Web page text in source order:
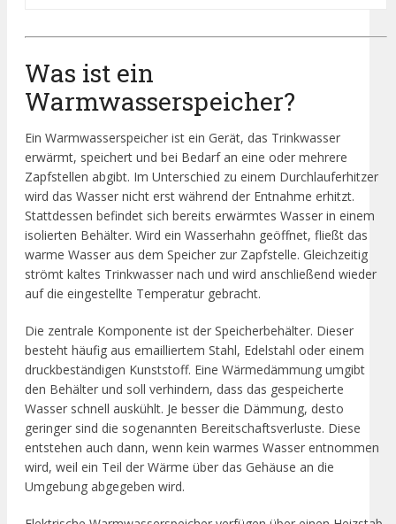
Was ist ein
Warmwasserspeicher?
Ein Warmwasserspeicher ist ein Gerät, das Trinkwasser
erwärmt, speichert und bei Bedarf an eine oder mehrere
Zapfstellen abgibt. Im Unterschied zu einem Durchlauferhitzer
wird das Wasser nicht erst während der Entnahme erhitzt.
Stattdessen befindet sich bereits erwärmtes Wasser in einem
isolierten Behälter. Wird ein Wasserhahn geöffnet, fließt das
warme Wasser aus dem Speicher zur Zapfstelle. Gleichzeitig
strömt kaltes Trinkwasser nach und wird anschließend wieder
auf die eingestellte Temperatur gebracht.
Die zentrale Komponente ist der Speicherbehälter. Dieser
besteht häufig aus emailliertem Stahl, Edelstahl oder einem
druckbeständigen Kunststoff. Eine Wärmedämmung umgibt
den Behälter und soll verhindern, dass das gespeicherte
Wasser schnell auskühlt. Je besser die Dämmung, desto
geringer sind die sogenannten Bereitschaftsverluste. Diese
entstehen auch dann, wenn kein warmes Wasser entnommen
wird, weil ein Teil der Wärme über das Gehäuse an die
Umgebung abgegeben wird.